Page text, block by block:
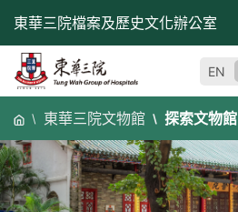
東華三院檔案及歷史文化辦公室
EN
東華三院文物館 探索文物館